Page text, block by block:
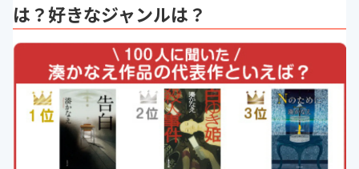
は？好きなジャンルは？